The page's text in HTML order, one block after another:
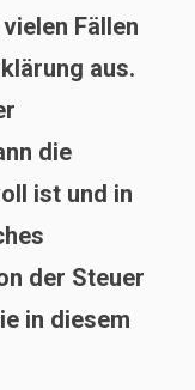
Fällen
aus.
die
ist und in
der Steuer
in diesem